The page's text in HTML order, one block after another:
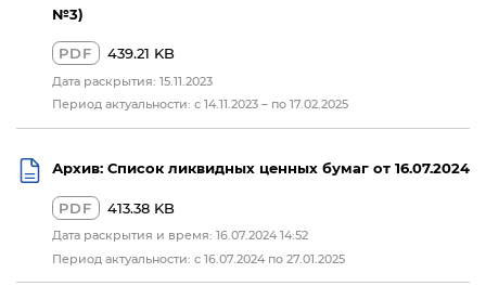
№3)
PDF 439.21 KB
Дата раскрытия: 15.11.2023
Период актуальности: с 14.11.2023 – по 17.02.2025
Архив: Список ликвидных ценных бумаг от 16.07.2024
PDF 413.38 KB
Дата раскрытия и время: 16.07.2024 14:52
Период актуальности: с 16.07.2024 по 27.01.2025